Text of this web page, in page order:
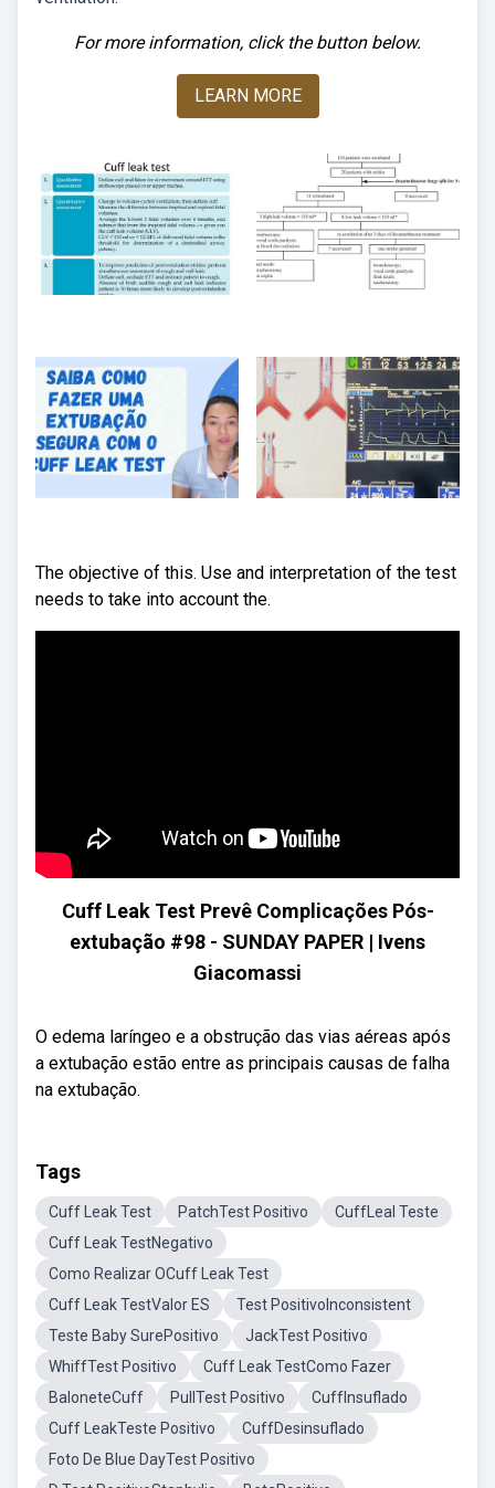
For more information, click the button below.
LEARN MORE
The objective of this. Use and interpretation of the test
needs to take into account the.
Cuff Leak Test Prevê Complicações Pós-
extubação #98 - SUNDAY PAPER | Ivens
Giacomassi
O edema laríngeo e a obstrução das vias aéreas após
a extubação estão entre as principais causas de falha
na extubação.
Tags
Cuff Leak Test PatchTest Positivo
CuffLeal Teste
Cuff Leak TestNegativo
Como Realizar OCuff Leak Test
Cuff Leak TestValor ES
Test PositivoInconsistent
Teste Baby SurePositivo
JackTest Positivo
WhiffTest Positivo
Cuff Leak TestComo Fazer
BaloneteCuff
PullTest Positivo
CuffInsuflado
Cuff LeakTeste Positivo
CuffDesinsuflado
Foto De Blue DayTest Positivo